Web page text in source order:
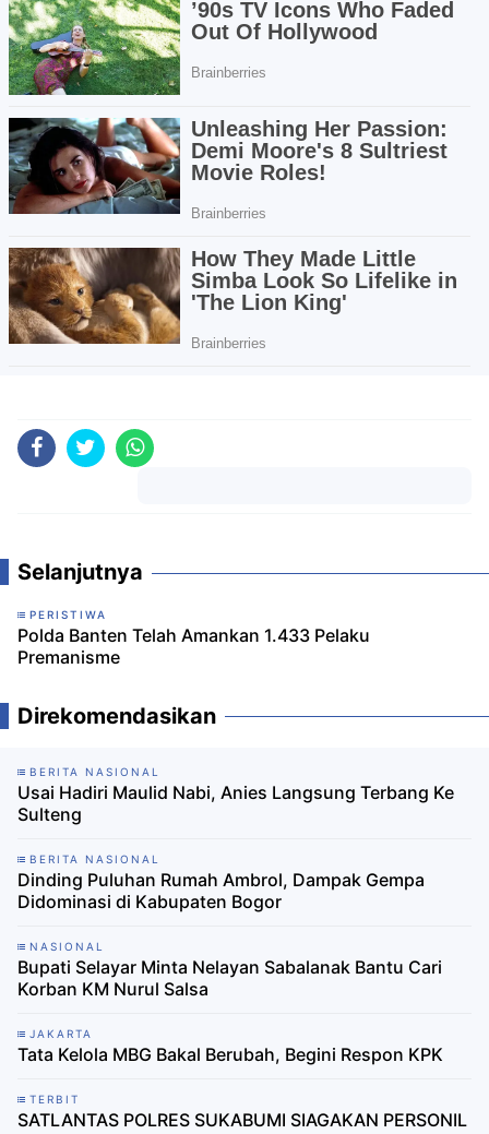
Selanjutnya
PERISTIWA
Polda Banten Telah Amankan 1.433 Pelaku
Premanisme
Direkomendasikan
BERITA NASIONAL
Usai Hadiri Maulid Nabi, Anies Langsung Terbang Ke
Sulteng
BERITA NASIONAL
Dinding Puluhan Rumah Ambrol, Dampak Gempa
Didominasi di Kabupaten Bogor
NASIONAL
Bupati Selayar Minta Nelayan Sabalanak Bantu Cari
Korban KM Nurul Salsa
JAKARTA
Tata Kelola MBG Bakal Berubah, Begini Respon KPK
TERBIT
SATLANTAS POLRES SUKABUMI SIAGAKAN PERSONIL